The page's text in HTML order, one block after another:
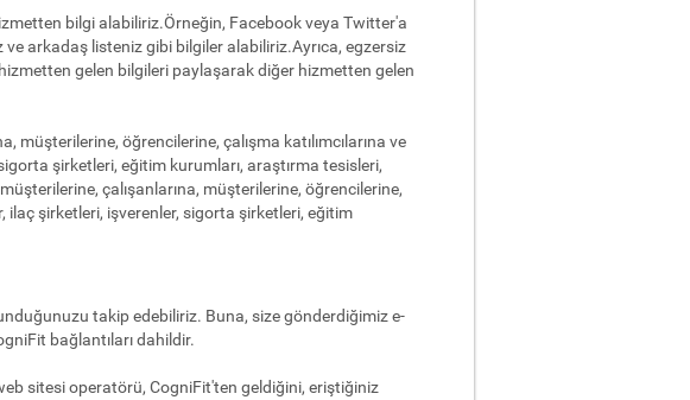
bilgi alabiliriz.Örneğin, Facebook veya Twitter'a
ve arkadaş listeniz gibi bilgiler alabiliriz.Ayrıca, egzersiz
gelen bilgileri paylaşarak diğer hizmetten gelen
öğrencilerine, çalışma katılımcılarına ve
şirketleri, eğitim kurumları, araştırma tesisleri,
çalışanlarına, müşterilerine, öğrencilerine,
ilaç şirketleri, işverenler, sigorta şirketleri, eğitim
takip edebiliriz. Buna, size gönderdiğimiz e-
bağlantıları dahildir.
sitesi operatörü, CogniFit'ten geldiğini, eriştiğiniz